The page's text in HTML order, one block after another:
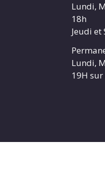
Lundi,
18h
Jeudi et
Lundi,
19H